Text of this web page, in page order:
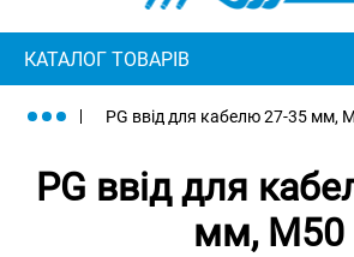
КАТАЛОГ ТОВАРІВ
PG ввід для кабелю 27-35 мм,
PG ввід для
мм, M50